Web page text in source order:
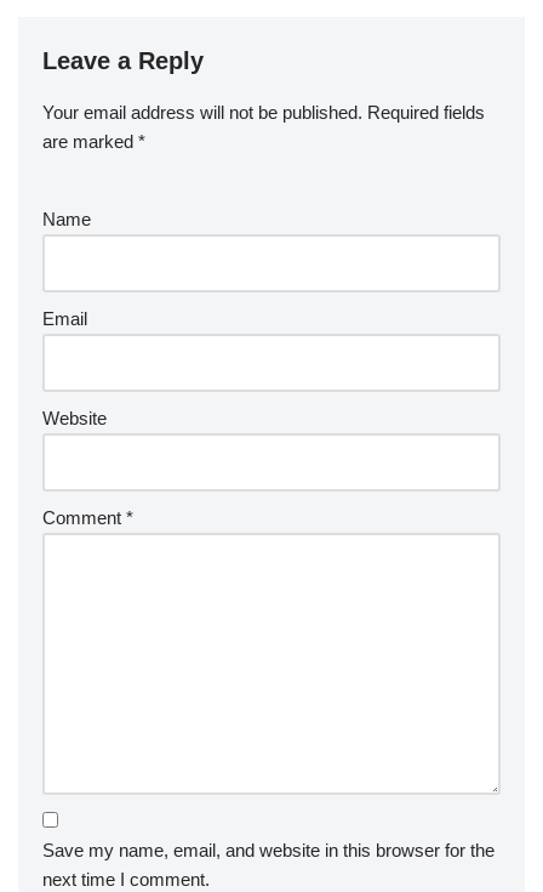
Leave a Reply
Your email address will not be published. Required fields
are marked *
Name
Email
Website
Comment *
Save my name, email, and website in this browser for the
next time I comment.